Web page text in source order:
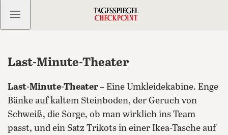
Kostenlos anmelden
Last-Minute-Theater
Last-Minute-Theater– Eine Umkleidekabine. Enge
Bänke auf kaltem Steinboden, der Geruch von
Schweiß, die Sorge, ob man wirklich ins Team
passt, und ein Satz Trikots in einer Ikea-Tasche auf